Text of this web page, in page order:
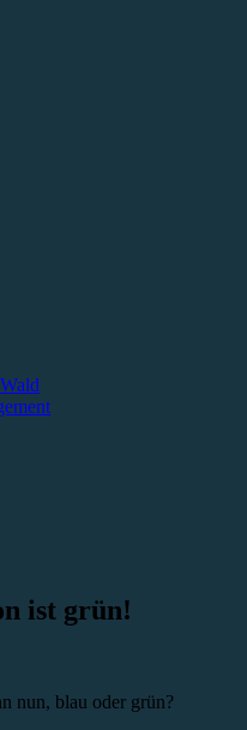
ist grün!
nun, blau oder grün?